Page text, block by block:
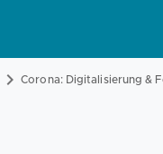
Corona: Digitalisierung &